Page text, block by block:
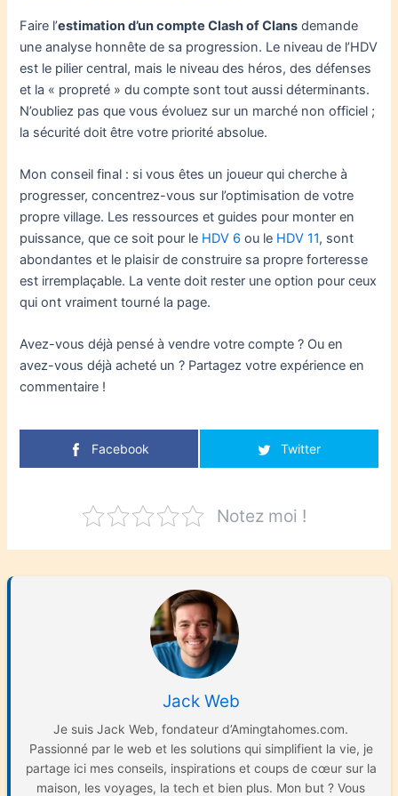
Faire l’estimation d’un compte Clash of Clans demande
une analyse honnête de sa progression. Le niveau de l’HDV
est le pilier central, mais le niveau des héros, des défenses
et la « propreté » du compte sont tout aussi déterminants.
N’oubliez pas que vous évoluez sur un marché non officiel ;
la sécurité doit être votre priorité absolue.
Mon conseil final : si vous êtes un joueur qui cherche à
progresser, concentrez-vous sur l’optimisation de votre
propre village. Les ressources et guides pour monter en
puissance, que ce soit pour le HDV 6 ou le HDV 11, sont
abondantes et le plaisir de construire sa propre forteresse
est irremplaçable. La vente doit rester une option pour ceux
qui ont vraiment tourné la page.
Avez-vous déjà pensé à vendre votre compte ? Ou en
avez-vous déjà acheté un ? Partagez votre expérience en
commentaire !
Facebook Twitter
Notez moi !
Jack Web
Je suis Jack Web, fondateur d’Amingtahomes.com.
Passionné par le web et les solutions qui simplifient la vie, je
partage ici mes conseils, inspirations et coups de cœur sur la
maison, les voyages, la tech et bien plus. Mon but ? Vous